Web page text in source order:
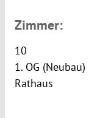
Zimmer:
10
1. OG (Neubau)
Rathaus